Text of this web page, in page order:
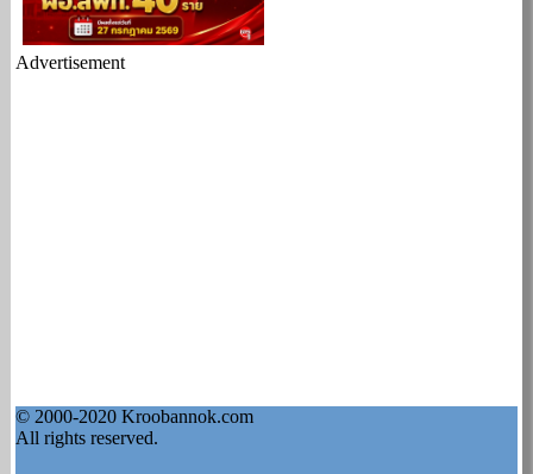
Advertisement
© 2000-2020 Kroobannok.com
All rights reserved.